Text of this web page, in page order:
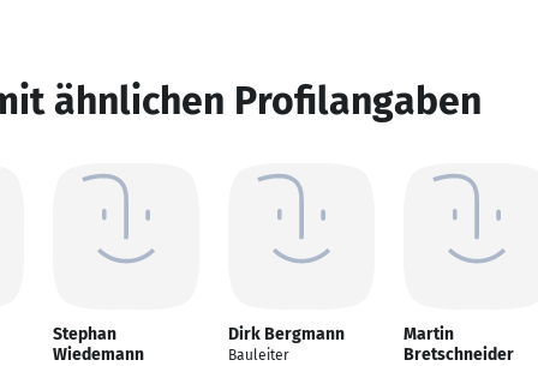
ähnlichen Profilangaben
Stephan
Wiedemann
Dirk Bergmann
Bauleiter
Martin
Bretschneider